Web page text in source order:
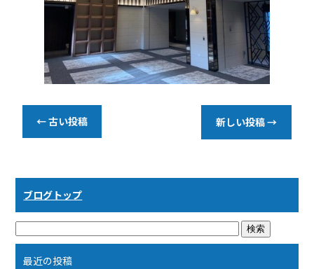
←古い投稿 新しい投稿→
ブログトップ
最近の投稿